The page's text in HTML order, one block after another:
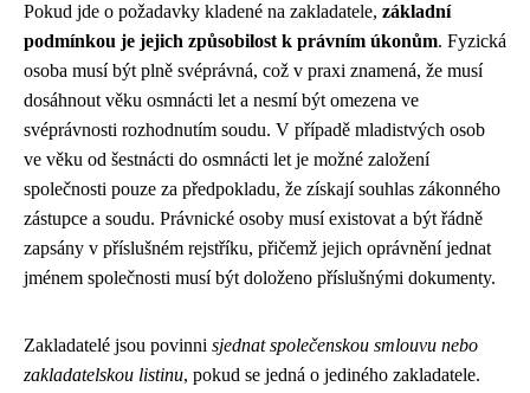
Pokud jde o požadavky kladené na zakladatele, základní
podmínkou je jejich způsobilost k právním úkonům. Fyzická
osoba musí být plně svéprávná, což v praxi znamená, že musí
dosáhnout věku osmnácti let a nesmí být omezena ve
svéprávnosti rozhodnutím soudu. V případě mladistvých osob
ve věku od šestnácti do osmnácti let je možné založení
společnosti pouze za předpokladu, že získají souhlas zákonného
zástupce a soudu. Právnické osoby musí existovat a být řádně
zapsány v příslušném rejstříku, přičemž jejich oprávnění jednat
jménem společnosti musí být doloženo příslušnými dokumenty.
Zakladatelé jsou povinni sjednat společenskou smlouvu nebo
zakladatelskou listinu, pokud se jedná o jediného zakladatele.